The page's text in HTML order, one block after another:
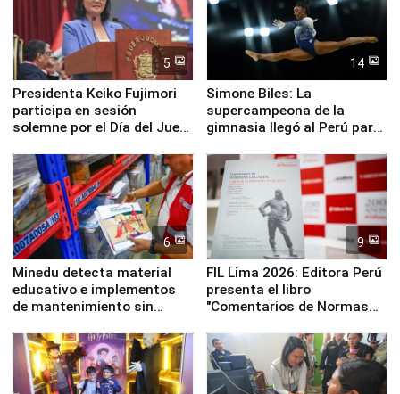
5
Presidenta Keiko Fujimori
participa en sesión
solemne por el Día del Juez
14
Simone Biles: La
supercampeona de la
gimnasia llegó al Perú para
Panamericanos Lima 2027
6
Minedu detecta material
educativo e implementos
de mantenimiento sin
la UGEL 2
9
FIL Lima 2026: Editora Perú
presenta el libro
"Comentarios de Normas
Derecho Colectivo"